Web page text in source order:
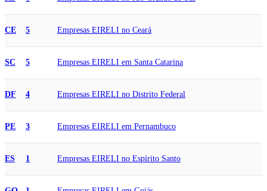
CE 5 Empresas EIRELI no Ceará
SC 5 Empresas EIRELI em Santa Catarina
DF 4 Empresas EIRELI no Distrito Federal
PE 3 Empresas EIRELI em Pernambuco
ES 1 Empresas EIRELI no Espírito Santo